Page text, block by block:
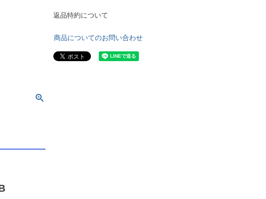
返品特約について
商品についてのお問い合わせ